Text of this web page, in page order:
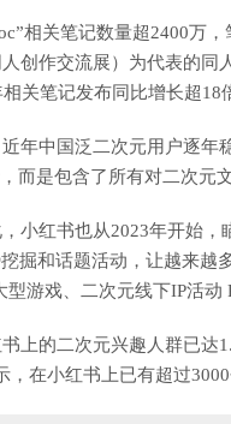
关笔记数量超2400万，
创作交流展）为代表的
关笔记发布同比增长超18
中国泛二次元用户逐年
而是包含了所有对二次元
红书也从2023年开始，
掘和话题活动，让越来
游戏、二次元线下IP活动
的二次元兴趣人群已达
在小红书上已有超过